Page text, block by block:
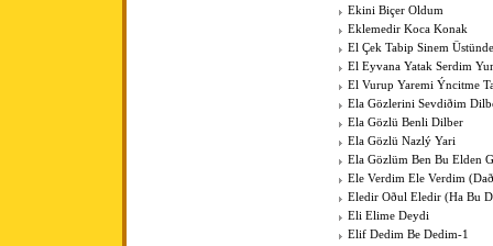
Ekini Biçer Oldum
Eklemedir Koca Konak
El Çek Tabip Sinem
El Eyvana Yatak Serdim
El Vurup Yaremi Ýncitme
Ela Gözlerini Sevdiðim
Ela Gözlü Benli Dilber
Ela Gözlü Nazlý Yari
Ela Gözlüm Ben Bu Elden
Ele Verdim Ele Verdim
Eledir Oðul Eledir (Ha Bu
Eli Elime Deydi
Elif Dedim Be Dedim-1